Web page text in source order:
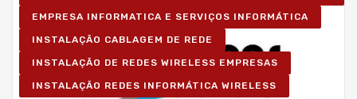
EMPRESA INFORMATICA E SERVIÇOS INFORMÁTICA
INSTALAÇÃO CABLAGEM DE REDE
INSTALAÇÃO DE REDES WIRELESS EMPRESAS
INSTALAÇÃO REDES INFORMÁTICA WIRELESS